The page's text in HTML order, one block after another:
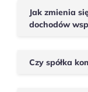
PCC.
Jak zmienia
dochodów
jawnej,
są
Czy spółka